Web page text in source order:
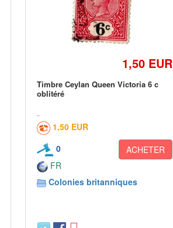
1,50 EUR
Timbre Ceylan Queen Victoria 6 c
oblitéré
1,50 EUR
0
ACHETER
FR
Colonies britanniques